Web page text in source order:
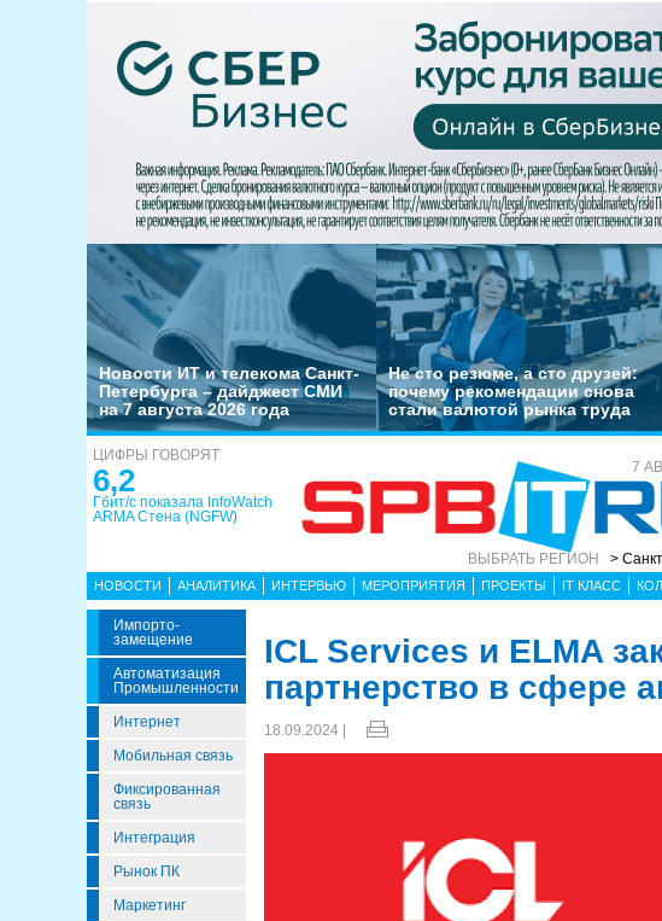
Новости ИТ и телекома Санкт-
Петербурга – дайджест СМИ
на 7 августа 2026 года
Не сто резюме, а сто друзей:
почему рекомендации снова
стали валютой рынка труда
ЦИФРЫ ГОВОРЯТ
6,2
Гбит/с показала InfoWatch
ARMA Стена (NGFW)
7
ВЫБРАТЬ РЕГИОН >
НОВОСТИ АНАЛИТИКА ИНТЕРВЬЮ МЕРОПРИЯТИЯ ПРОЕКТЫ IT КЛАСС
Импорто­
Замещение
Автоматизация
Промышленности
Интернет
Мобильная связь
Фиксированная
связь
Интеграция
Рынок ПК
Маркетинг
ICL Services и ELMA
партнерство в сфере
18.09.2024 |